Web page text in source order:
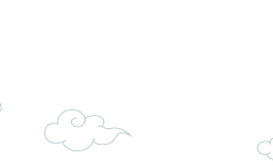
險孕產婦（
」說明1份
(以下稱該
度『視界同
市政府家庭
3月課程資
新聞處115